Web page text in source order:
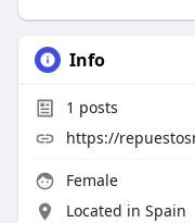
Info
1 posts
https://
Female
Located in Spain